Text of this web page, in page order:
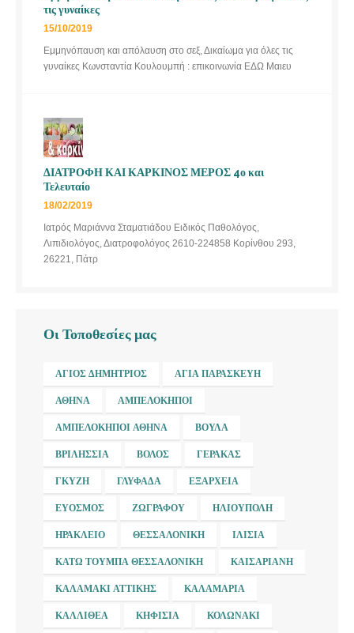
τις γυναίκες
15/10/2019
Εμμηνόπαυση και απόλαυση στο σεξ, Δικαίωμα για όλες τις
γυναίκες Κωνσταντία Κουλουμπή : επικοινωνία ΕΔΩ Μαιευ
ΔΙΑΤΡΟΦΗ ΚΑΙ ΚΑΡΚΙΝΟΣ ΜΕΡΟΣ 4ο και
Τελευταίο
18/02/2019
Ιατρός Μαριάννα Σταματιάδου Ειδικός Παθολόγος,
Λιπιδιολόγος, Διατροφολόγος 2610-224858 Κορίνθου 293,
26221, Πάτρ
Οι Τοποθεσίες μας
ΆΓΙΟΣ ΔΗΜΉΤΡΙΟΣ ΑΓΊΑ ΠΑΡΑΣΚΕΥΉ
ΑΘΉΝΑ ΑΜΠΕΛΌΚΗΠΟΙ
ΑΜΠΕΛΌΚΗΠΟΙ ΑΘΉΝΑ ΒΟΎΛΑ
ΒΡΙΛΉΣΣΙΑ ΒΌΛΟΣ ΓΈΡΑΚΑΣ
ΓΚΎΖΗ ΓΛΥΦΆΔΑ ΕΞΆΡΧΕΙΑ
ΕΎΟΣΜΟΣ ΖΩΓΡΆΦΟΥ ΗΛΙΟΎΠΟΛΗ
ΗΡΆΚΛΕΙΟ ΘΕΣΣΑΛΟΝΊΚΗ ΙΛΊΣΙΑ
ΚΆΤΩ ΤΟΎΜΠΑ ΘΕΣΣΑΛΟΝΊΚΗ ΚΑΙΣΑΡΙΑΝΉ
ΚΑΛΑΜΆΚΙ ΑΤΤΙΚΉΣ ΚΑΛΑΜΑΡΙΆ
ΚΑΛΛΙΘΈΑ ΚΗΦΙΣΙΆ ΚΟΛΩΝΆΚΙ